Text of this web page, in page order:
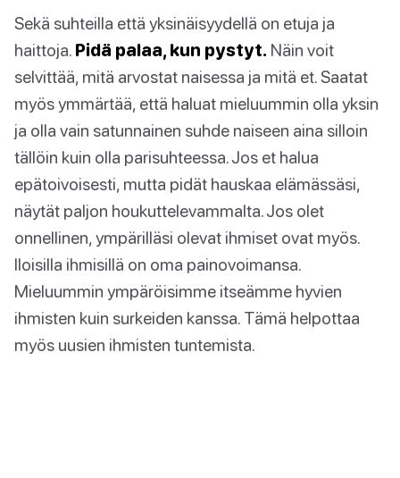
Sekä suhteilla että yksinäisyydellä on etuja ja
haittoja. Pidä palaa, kun pystyt. Näin voit
selvittää, mitä arvostat naisessa ja mitä et. Saatat
myös ymmärtää, että haluat mieluummin olla yksin
ja olla vain satunnainen suhde naiseen aina silloin
tällöin kuin olla parisuhteessa. Jos et halua
epätoivoisesti, mutta pidät hauskaa elämässäsi,
näytät paljon houkuttelevammalta. Jos olet
onnellinen, ympärilläsi olevat ihmiset ovat myös.
Iloisilla ihmisillä on oma painovoimansa.
Mieluummin ympäröisimme itseämme hyvien
ihmisten kuin surkeiden kanssa. Tämä helpottaa
myös uusien ihmisten tuntemista.